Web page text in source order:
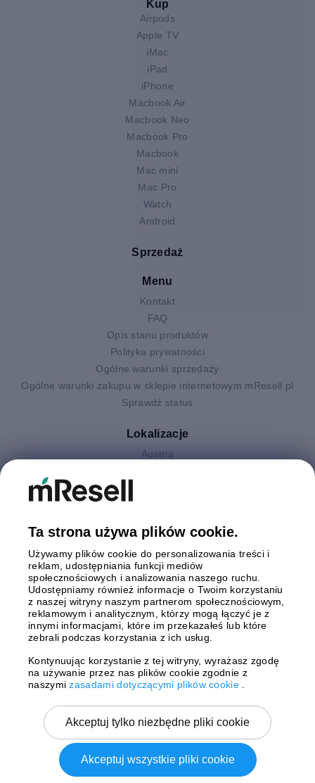
Kup
Airpods
Apple TV
iMac
iPad
iPhone
Macbook Air
Macbook Neo
Macbook Pro
Macbook
Mac mini
Mac Pro
Watch
Android
Sprzedaż
Menu
Kontakt
FAQ
Opis stanu produktów
Polityka prywatności
Ogólne warunki sprzedaży
Ogólne warunki zakupu w sklepie internetowym mResell.pl
Sprawdź status
Lokalizacje
Austria
Polska
Szwecja
Wielka Brytania
Włochy
Płatności
Wysyłki z
Copyright © 2026 mResell Wszelkie prawa zastrzeżone.
Ta strona używa plików cookie.
Używamy plików cookie do personalizowania treści i
reklam, udostępniania funkcji mediów
społecznościowych i analizowania naszego ruchu.
Udostępniamy również informacje o Twoim korzystaniu
z naszej witryny naszym partnerom społecznościowym,
reklamowym i analitycznym, którzy mogą łączyć je z
innymi informacjami, które im przekazałeś lub które
zebrali podczas korzystania z ich usług.
Kontynuując korzystanie z tej witryny, wyrażasz zgodę
na używanie przez nas plików cookie zgodnie z
naszymizasadami dotyczącymi plików cookie
Akceptuj tylko niezbędne pliki cookie
Akceptuj wszystkie pliki cookie